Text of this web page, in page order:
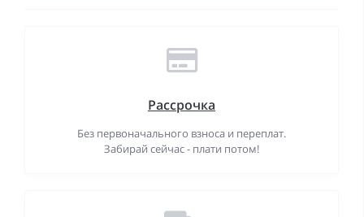
Рассрочка
Без первоначального взноса и переплат.
Забирай сейчас - плати потом!